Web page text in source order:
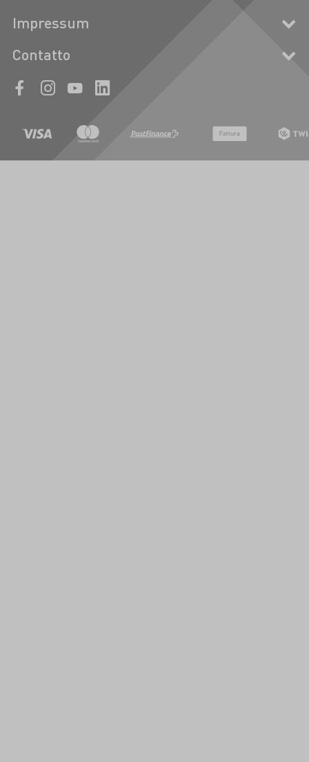
Impressum
Contatto